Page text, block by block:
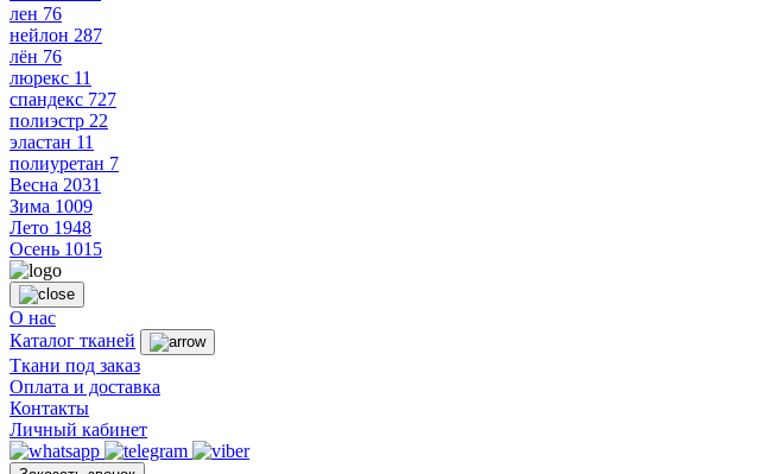
лен 76
нейлон 287
лён 76
люрекс 11
спандекс 727
полиэстр 22
эластан 11
полиуретан 7
Весна 2031
Зима 1009
Лето 1948
Осень 1015
О нас
Каталог тканей
Ткани под заказ
Оплата и доставка
Контакты
Личный кабинет